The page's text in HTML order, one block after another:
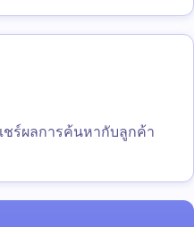
ชร์ผลการค้นหากับลูกค้า